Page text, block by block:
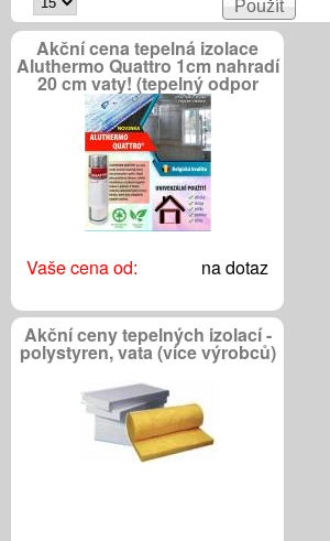
Akční cena tepelná izolace
Aluthermo Quattro 1cm nahradí
20 cm vaty! (tepelný odpor
R=5,7)
Vaše cena od: na dotaz
Akční ceny tepelných izolací -
polystyren, vata (více výrobců)